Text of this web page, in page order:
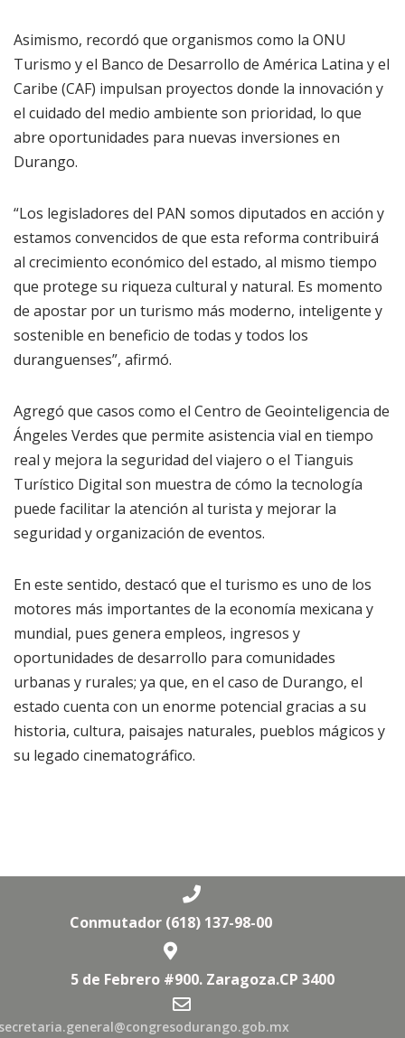
Asimismo, recordó que organismos como la ONU
Turismo y el Banco de Desarrollo de América Latina y el
Caribe (CAF) impulsan proyectos donde la innovación y
el cuidado del medio ambiente son prioridad, lo que
abre oportunidades para nuevas inversiones en
Durango.
“Los legisladores del PAN somos diputados en acción y
estamos convencidos de que esta reforma contribuirá
al crecimiento económico del estado, al mismo tiempo
que protege su riqueza cultural y natural. Es momento
de apostar por un turismo más moderno, inteligente y
sostenible en beneficio de todas y todos los
duranguenses”, afirmó.
Agregó que casos como el Centro de Geointeligencia de
Ángeles Verdes que permite asistencia vial en tiempo
real y mejora la seguridad del viajero o el Tianguis
Turístico Digital son muestra de cómo la tecnología
puede facilitar la atención al turista y mejorar la
seguridad y organización de eventos.
En este sentido, destacó que el turismo es uno de los
motores más importantes de la economía mexicana y
mundial, pues genera empleos, ingresos y
oportunidades de desarrollo para comunidades
urbanas y rurales; ya que, en el caso de Durango, el
estado cuenta con un enorme potencial gracias a su
historia, cultura, paisajes naturales, pueblos mágicos y
su legado cinematográfico.
Conmutador (618) 137-98-00
5 de Febrero #900. Zaragoza.CP 3400